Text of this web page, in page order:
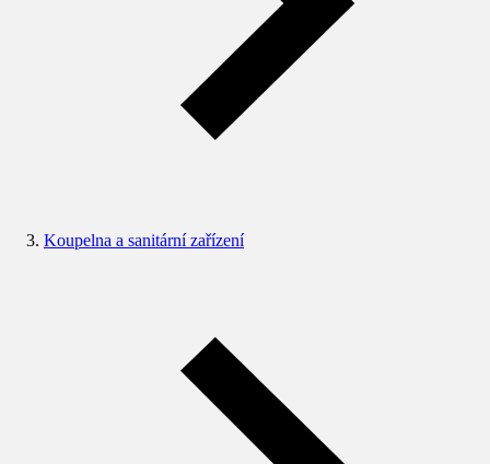
Koupelna a sanitární zařízení